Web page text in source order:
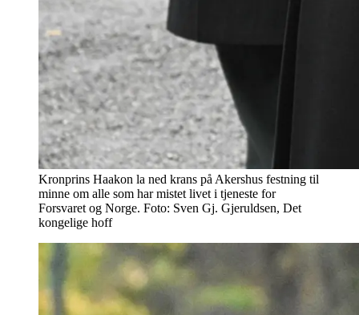
Kronprins Haakon la ned krans på Akershus festning til
minne om alle som har mistet livet i tjeneste for
Forsvaret og Norge. Foto: Sven Gj. Gjeruldsen, Det
kongelige hoff